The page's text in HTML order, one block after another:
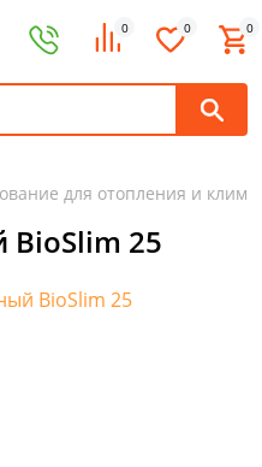
0 0 0
для отопления и
BioSlim 25